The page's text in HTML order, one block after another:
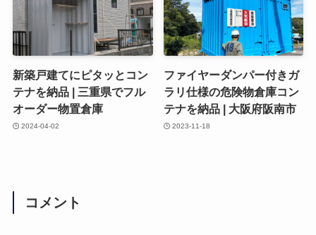
新築戸建てにピタッとコン
テナを納品 | 三重県でフル
オーダー物置倉庫
2024-04-02
ファイヤーダンパー付きガ
ラリ仕様の危険物倉庫コン
テナを納品 | 大阪府阪南市
2023-11-18
コメント